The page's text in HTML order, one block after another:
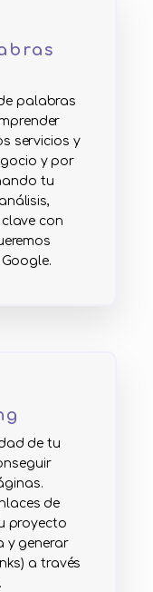
palabras
servicios y
y por
tu
con
de tu
de
proyecto
y generar
a través